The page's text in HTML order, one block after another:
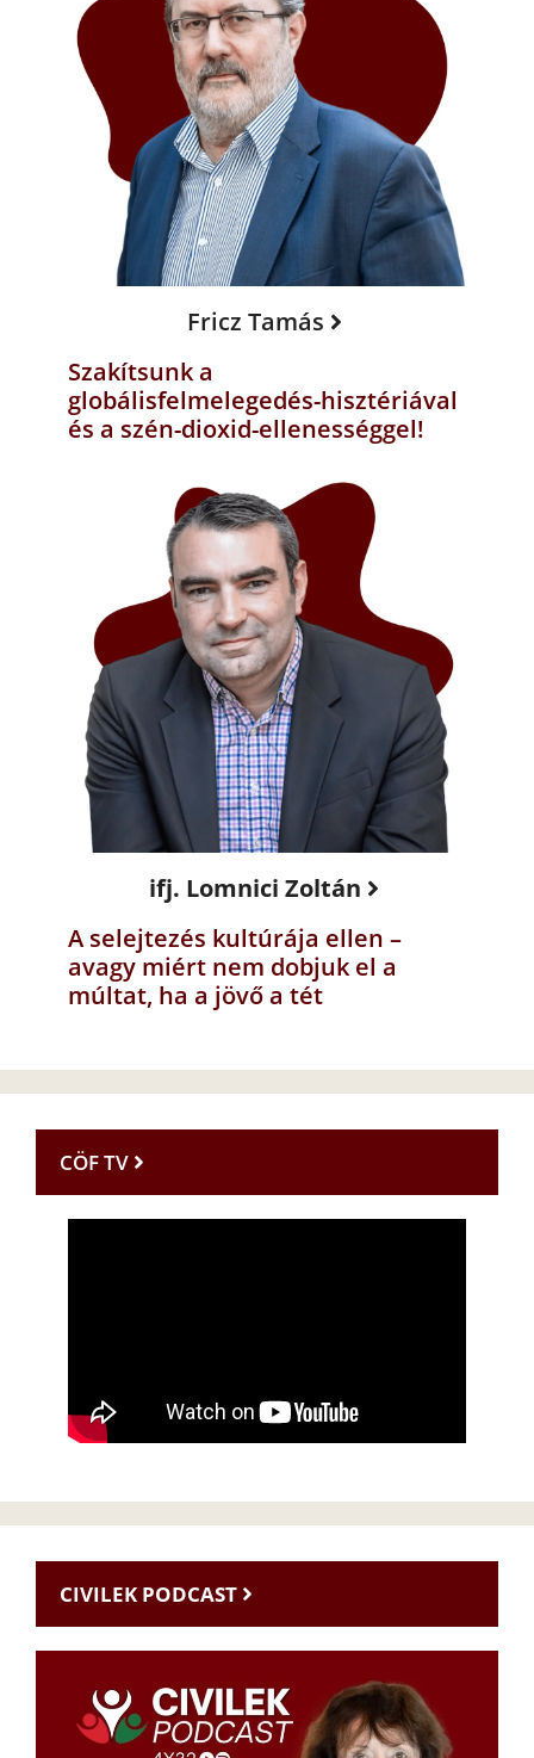
Fricz Tamás
Szakítsunk a
globálisfelmelegedés-hisztériával
és a szén-dioxid-ellenességgel!
ifj. Lomnici Zoltán
A selejtezés kultúrája ellen –
avagy miért nem dobjuk el a
múltat, ha a jövő a tét
CÖF TV
CIVILEK PODCAST